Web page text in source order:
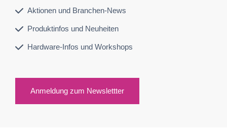
Aktionen und Branchen-News
Produktinfos und Neuheiten
Hardware-Infos und Workshops
Anmeldung zum Newslettter